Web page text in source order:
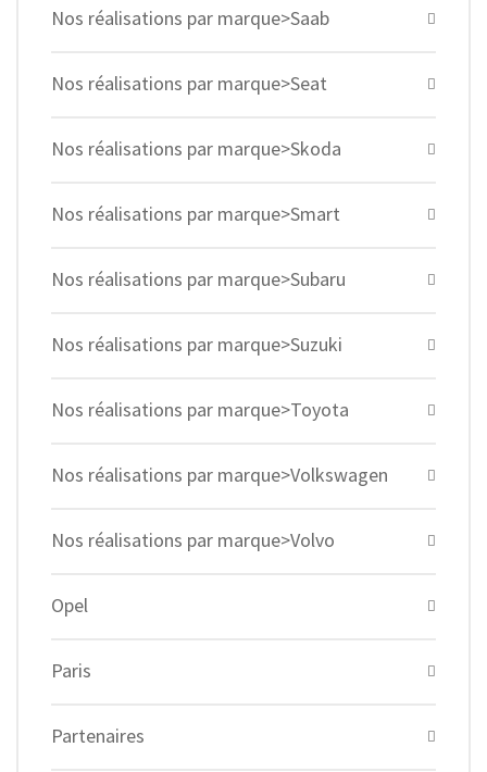
Nos réalisations par marque>Saab
Nos réalisations par marque>Seat
Nos réalisations par marque>Skoda
Nos réalisations par marque>Smart
Nos réalisations par marque>Subaru
Nos réalisations par marque>Suzuki
Nos réalisations par marque>Toyota
Nos réalisations par marque>Volkswagen
Nos réalisations par marque>Volvo
Opel
Paris
Partenaires